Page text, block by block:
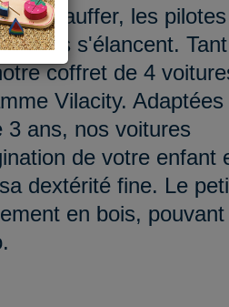
chauffer, les pilotes
s'élancent. Tant
coffret de 4
Vilacity. Adaptées
3 ans, nos voitures
de votre enfant
dextérité fine. Le
en bois,